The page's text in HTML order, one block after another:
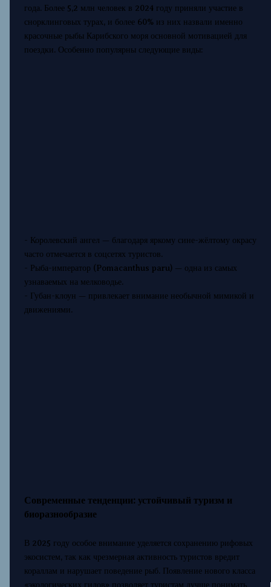
года. Более 5,2 млн человек в 2024 году приняли участие в
снорклинговых турах, и более 60% из них назвали именно
красочные рыбы Карибского моря основной мотивацией для
поездки. Особенно популярны следующие виды:
- Королевский ангел — благодаря яркому сине-жёлтому окрасу
часто отмечается в соцсетях туристов.
- Рыба-император (Pomacanthus paru) — одна из самых
узнаваемых на мелководье.
- Губан-клоун — привлекает внимание необычной мимикой и
движениями.
Современные тенденции: устойчивый туризм и
биоразнообразие
В 2025 году особое внимание уделяется сохранению рифовых
экосистем, так как чрезмерная активность туристов вредит
кораллам и нарушает поведение рыб. Появление нового класса
«экологических гидов» позволяет туристам лучше понимать